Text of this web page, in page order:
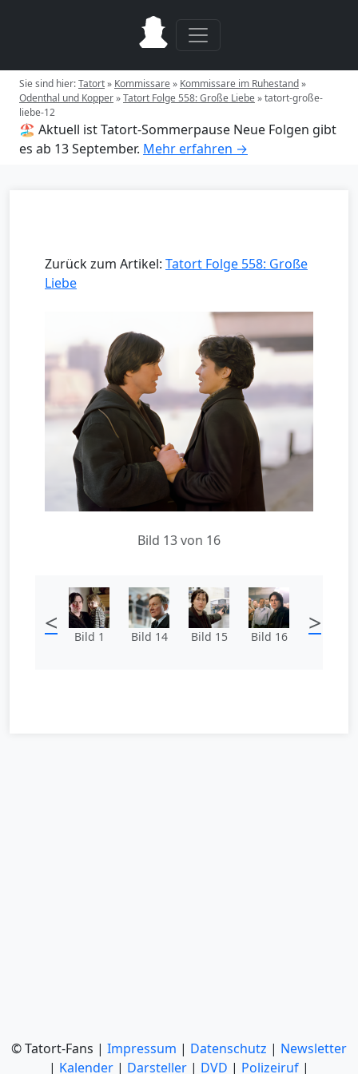
Sie sind hier:Tatort» Kommissare» Kommissare im Ruhestand»
Odenthal und Kopper»Tatort Folge 558: Große Liebe»tatort-große-
liebe-12
🏖️ Aktuell ist Tatort-Sommerpause Neue Folgen gibt
es ab 13 September. Mehr erfahren →
Zurück zum Artikel: Tatort Folge 558: Große
Liebe
Bild 13 von 16
< Bild 1 Bild 14 Bild 15 Bild 16 >
© Tatort-Fans | Impressum | Datenschutz | Newsletter
| Kalender | Darsteller | DVD | Polizeiruf |